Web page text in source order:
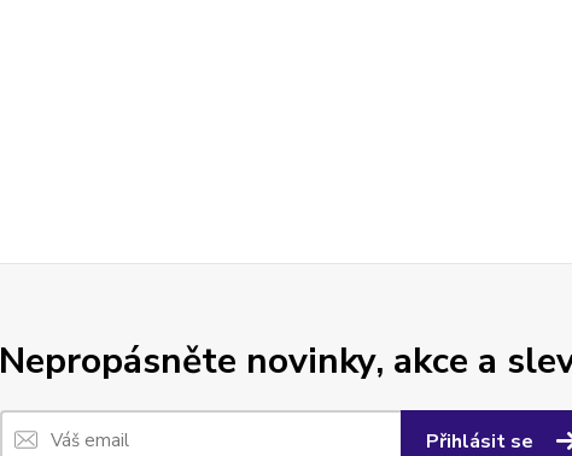
Nepropásněte novinky, akce a
Přihlásit se